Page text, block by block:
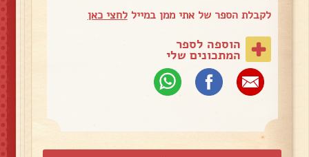
לקבלת הספר של אתי ממן במייללחצי כאן
הוספה לספר
המתכונים שלי